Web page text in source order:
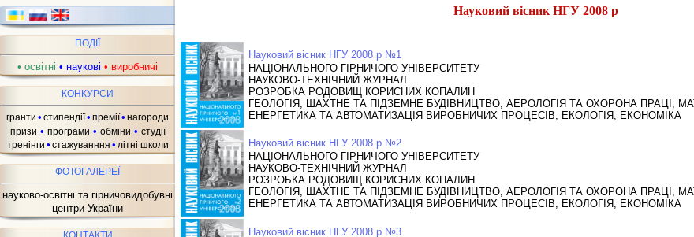
ПОДІЇ
• освітні • наукові • виробничі
КОНКУРСИ
гранти • стипендії• премії• нагороди
призи • програми • обміни • студії
тренінги • стажуванння • літні школи
ФОТОГАЛЕРЕЇ
науково-освітні та гірничовидобувні
центри України
Науковий вісник НГУ 2008 р
Науковий вісник НГУ 2008 р №1
НАЦІОНАЛЬНОГО ГІРНИЧОГО УНІВЕРСИТЕТУ
НАУКОВО-ТЕХНІЧНИЙ ЖУРНАЛ
РОЗРОБКА РОДОВИЩ КОРИСНИХ КОПАЛИН
ГЕОЛОГІЯ, ШАХТНЕ ТА ПІДЗЕМНЕ БУДІВНИЦТВО, АЕРОЛОГІЯ ТА ОХОРОНА ПРАЦІ,
ЕНЕРГЕТИКА ТА АВТОМАТИЗАЦІЯ ВИРОБНИЧИХ ПРОЦЕСІВ, ЕКОЛОГІЯ, ЕКОНОМІКА
Науковий вісник НГУ 2008 р №2
НАЦІОНАЛЬНОГО ГІРНИЧОГО УНІВЕРСИТЕТУ
НАУКОВО-ТЕХНІЧНИЙ ЖУРНАЛ
РОЗРОБКА РОДОВИЩ КОРИСНИХ КОПАЛИН
ГЕОЛОГІЯ, ШАХТНЕ ТА ПІДЗЕМНЕ БУДІВНИЦТВО, АЕРОЛОГІЯ ТА ОХОРОНА ПРАЦІ,
ЕНЕРГЕТИКА ТА АВТОМАТИЗАЦІЯ ВИРОБНИЧИХ ПРОЦЕСІВ, ЕКОЛОГІЯ, ЕКОНОМІКА
Науковий вісник НГУ 2008 р №3